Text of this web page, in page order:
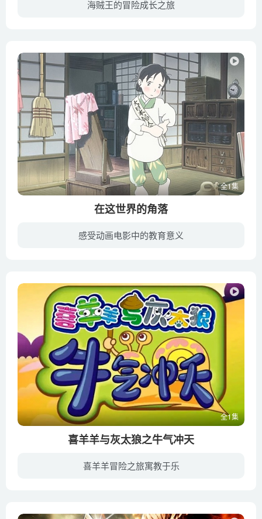
海贼王的冒险成长之旅
全1集
在这世界的角落
感受动画电影中的教育意义
全1集
喜羊羊与灰太狼之牛气冲天
喜羊羊冒险之旅寓教于乐